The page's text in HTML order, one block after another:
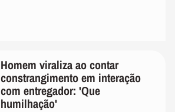
Homem viraliza ao contar
constrangimento em interação
com entregador: 'Que
humilhação'